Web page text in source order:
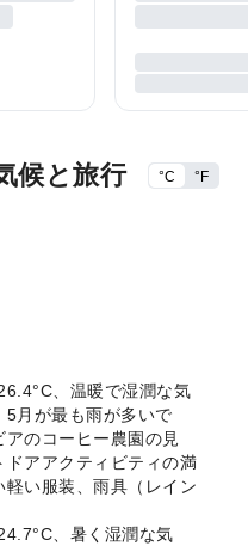
候と旅行
°C °F
、温暖で湿潤な気
月が最も雨が多いで
のコーヒー農園の見
アアクティビティの満
い服装、雨具（レイン
、暑く湿潤な気